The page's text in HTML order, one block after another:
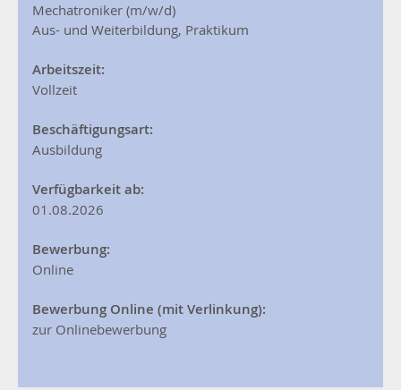
Mechatroniker (m/w/d)
Aus- und Weiterbildung, Praktikum
Arbeitszeit:
Vollzeit
Beschäftigungsart:
Ausbildung
Verfügbarkeit ab:
01.08.2026
Bewerbung:
Online
Bewerbung Online (mit Verlinkung):
zur Onlinebewerbung